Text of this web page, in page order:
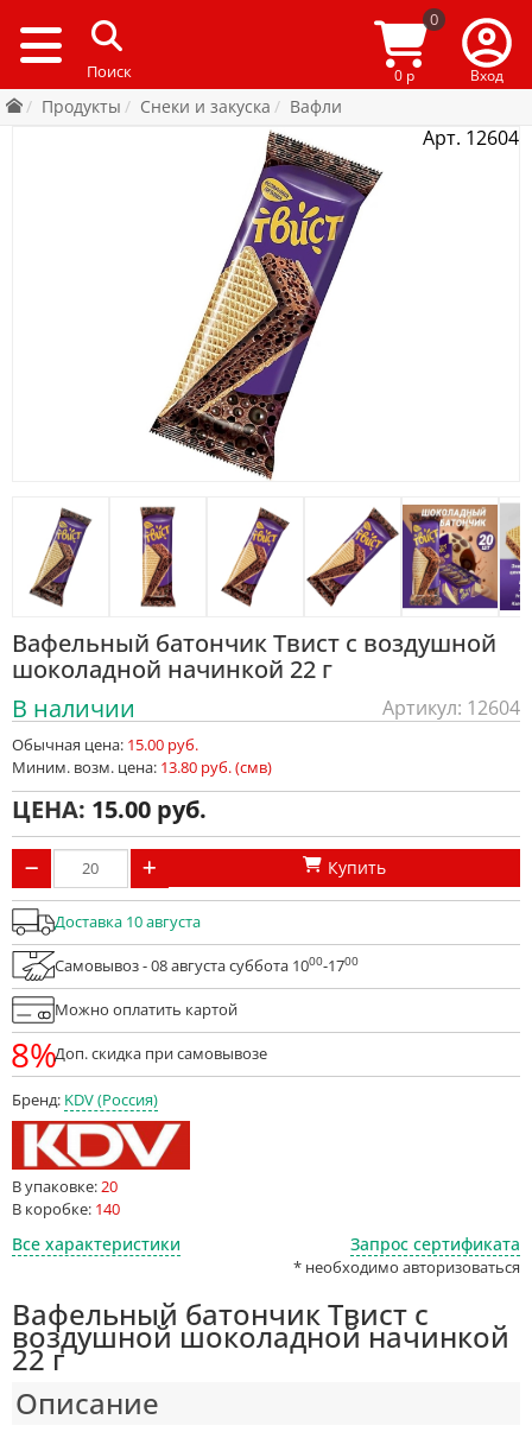
0
0 р Вход
Продукты Снеки и закуска Вафли
Арт. 12604
Вафельный батончик Твист с воздушной
шоколадной начинкой 22 г
В наличии
Артикул: 12604
Обычная цена: 15.00 руб.
Миним. возм. цена: 13.80 руб. (смв)
ЦЕНА: 15.00
Купить
Доставка 10 августа
Самовывоз - 08 августа суббота 1000-1700
Можно оплатить картой
8%Доп. скидка при самовывозе
Бренд: KDV (Россия)
В упаковке: 20
В коробке: 140
Все характеристики Запрос сертификата
* необходимо авторизоваться
Вафельный батончик Твист с
воздушной шоколадной начинкой
22 г
Описание